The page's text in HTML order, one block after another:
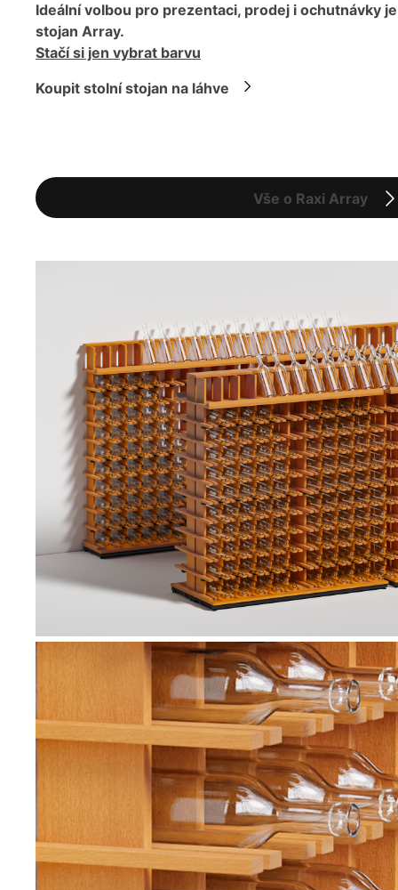
Vše o Raxi Array
Ideální volbou pro prezentaci, prodej i ochutnávky
stojan Array.
Stačí si jen vybrat barvu
Koupit stolní stojan na láhve